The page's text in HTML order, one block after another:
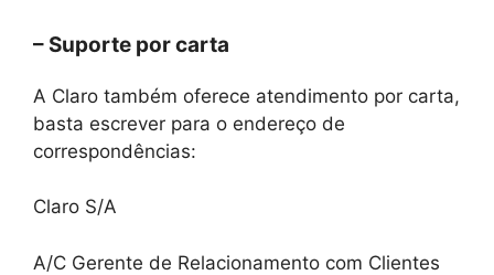
– Suporte por carta
A Claro também oferece atendimento por carta,
basta escrever para o endereço de
correspondências:
Claro S/A
A/C Gerente de Relacionamento com Clientes